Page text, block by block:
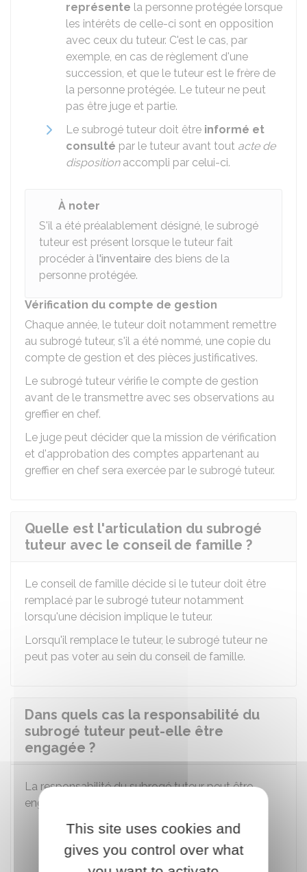
représente la personne protégée lorsque
les intérêts de celle-ci sont en opposition
avec ceux du tuteur. C'est le cas, par
exemple, en cas de règlement d'une
succession, et que le tuteur est le frère de
la personne protégée. Le tuteur ne peut
pas être juge et partie.
Le subrogé tuteur doit être informé et
consulté par le tuteur avant tout acte de
dispositionaccompli par celui-ci.
À noter
S'il a été préalablement désigné, le subrogé
tuteur est présent lorsque le tuteur fait
procéder à l'inventaire des biens de la
personne protégée.
Vérification du compte de gestion
Chaque année, le tuteur doit notamment remettre
au subrogé tuteur, s'il a été nommé, une copie du
compte de gestion et des pièces justificatives.
Le subrogé tuteur vérifie le compte de gestion
avant de le transmettre avec ses observations au
greffier en chef.
Le juge peut décider que la mission de vérification
et d'approbation des comptes appartenant au
greffier en chef sera exercée par le subrogé tuteur.
Quelle est l'articulation du subrogé
tuteur avec le conseil de famille ?
Le conseil de famille décide si le tuteur doit être
remplacé par le subrogé tuteur notamment
lorsqu'une décision implique le tuteur.
Lorsqu'il remplace le tuteur, le subrogé tuteur ne
peut pas voter au sein du conseil de famille.
Dans quels cas la responsabilité du
subrogé tuteur peut-elle être
engagée ?
La responsabilité du subrogé tuteur peut être
engagée dans les cas suivants :
Il a constaté que le tuteur a commis des
fautes dans l'exercice de sa mission et il
n'informe pas le juge immédiatement
This site uses cookies and
gives you control over what